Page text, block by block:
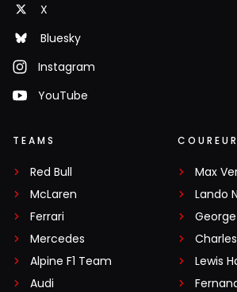
X
Bluesky
Instagram
YouTube
TEAMS
Red Bull
McLaren
Ferrari
Mercedes
Alpine F1 Team
Audi
Max
Lando
Lewis